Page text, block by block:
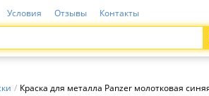
Условия Отзывы Контакты
/ Краска для металла Panzer молотковая